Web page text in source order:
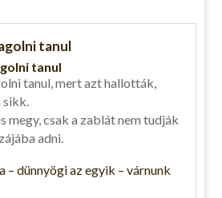
tanul
tanul
tanul, mert azt hallották,
sikk.
megy, csak a zablát nem tudják
adni.
– dünnyögi az egyik – várnunk